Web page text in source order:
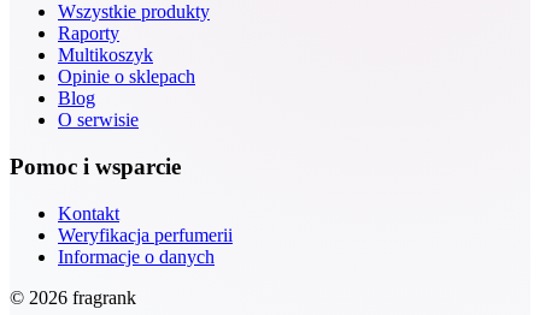
Wszystkie produkty
Raporty
Multikoszyk
Opinie o sklepach
Blog
O serwisie
Pomoc i wsparcie
Kontakt
Weryfikacja perfumerii
Informacje o danych
© 2026 fragrank